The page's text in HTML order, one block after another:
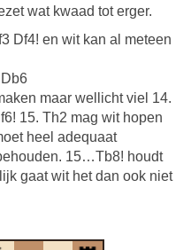
wat kwaad tot erger.
Df4! en wit kan al meteen
maar wellicht viel 14.
15. Th2 mag wit hopen
heel adequaat
15…Tb8! houdt
gaat wit het dan ook niet